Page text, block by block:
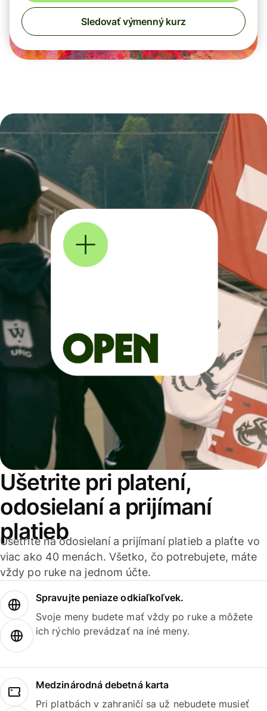
Sledovať výmenný kurz
Ušetrite pri platení,
odosielaní a prijímaní
platieb
Ušetrite na odosielaní a prijímaní platieb a plaťte vo
viac ako 40 menách. Všetko, čo potrebujete, máte
vždy po ruke na jednom účte.
Spravujte peniaze odkiaľkoľvek.
Svoje meny budete mať vždy po ruke a môžete
ich rýchlo prevádzať na iné meny.
Medzinárodná debetná karta
Pri platbách v zahraničí sa už nebudete musieť